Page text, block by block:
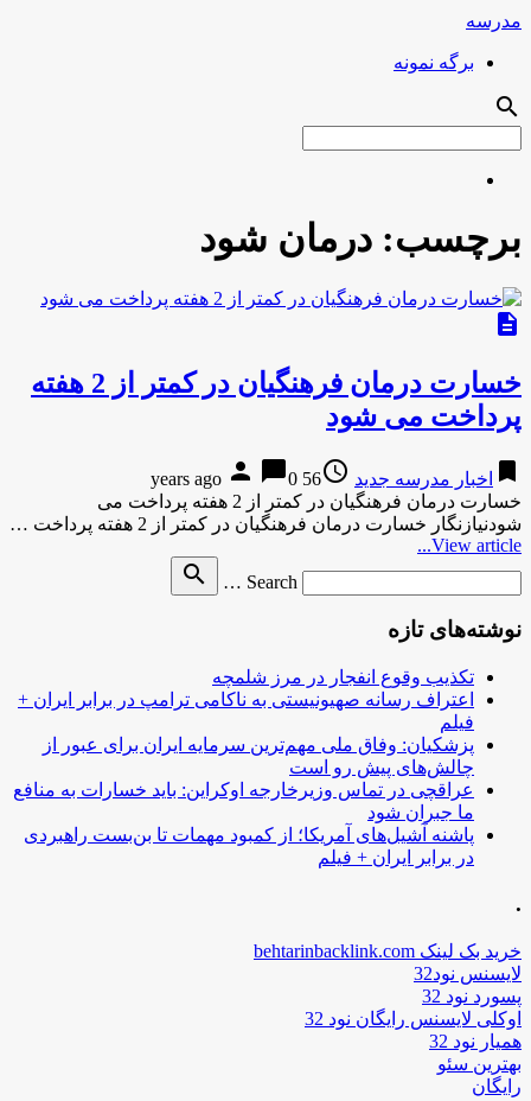
مدرسه
برگه نمونه
search
برچسب: درمان شود
description
خسارت درمان فرهنگیان در کمتر از 2 هفته
پرداخت می شود
bookmark اخبار مدرسه جدید access_time
56 years ago
person chat_bubble0
خسارت درمان فرهنگیان در کمتر از 2 هفته پرداخت می
شودنیازنگار خسارت درمان فرهنگیان در کمتر از 2 هفته پرداخت …
View article...
Search …
search
نوشته‌های تازه
تکذیب وقوع انفجار در مرز شلمچه
اعتراف رسانه صهیونیستی به ناکامی ترامپ در برابر ایران +
فیلم
پزشکیان: وفاق ملی مهم‌ترین سرمایه ایران برای عبور از
چالش‌های پیش رو است
عراقچی در تماس وزیرخارجه اوکراین: باید خسارات به منافع
ما جبران شود
پاشنه آشیل‌های آمریکا؛ از کمبود مهمات تا بن‌بست راهبردی
در برابر ایران + فیلم
.
خرید بک لینک behtarinbacklink.com
لایسنس نود32
پسورد نود 32
اوکلی لایسنس رایگان نود 32
همیار نود 32
بهترین سئو
رایگان